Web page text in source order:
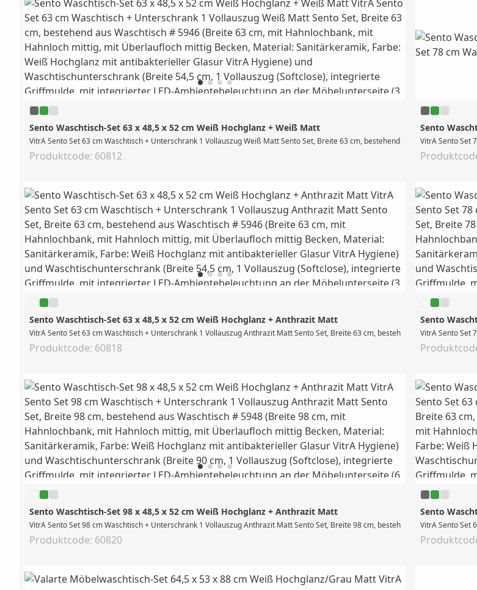
Sento Waschtisch-Set 63 x 48,5 x 52 cm Weiß Hochglanz + Weiß Matt
VitrA Sento Set 63 cm Waschtisch + Unterschrank 1 Vollauszug Weiß Matt Sento Set, Breite 63 cm, bestehend aus Waschtisch
Produktcode: 60812
Sento
VitrA Sento Set
Sento Waschtisch-Set 63 x 48,5 x 52 cm Weiß Hochglanz + Anthrazit Matt
VitrA Sento Set 63 cm Waschtisch + Unterschrank 1 Vollauszug Anthrazit Matt Sento Set, Breite 63 cm, bestehend aus
Produktcode: 60818
Sento
VitrA Sento Set
Sento Waschtisch-Set 98 x 48,5 x 52 cm Weiß Hochglanz + Anthrazit Matt
VitrA Sento Set 98 cm Waschtisch + Unterschrank 1 Vollauszug Anthrazit Matt Sento Set, Breite 98 cm, bestehend aus
Produktcode: 60820
Sento
VitrA Sento Set